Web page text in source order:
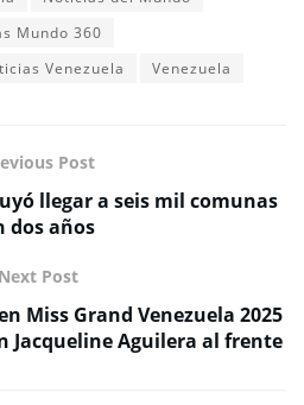
Mundo 360
Venezuela Venezuela
Post
llegar a seis mil comunas
dos años
Next Post
Miss Grand Venezuela 2025
Jacqueline Aguilera al frente